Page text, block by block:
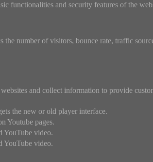
functionalities and security features of the
number of visitors, bounce rate, traffic
and collect information to provide
the new or old player interface.
Youtube pages.
YouTube video.
YouTube video.